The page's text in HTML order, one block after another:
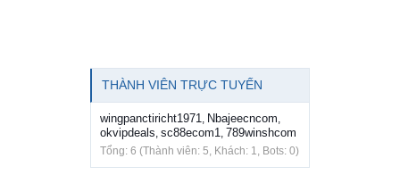
THÀNH VIÊN TRỰC TUYẾN
wingpanctiricht1971, Nbajeecncom,
okvipdeals, sc88ecom1, 789winshcom
Tổng: 6 (Thành viên: 5, Khách: 1, Bots: 0)